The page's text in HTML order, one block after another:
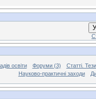
освіти Форуми (3)
Статті.
Науково-практичні заходи